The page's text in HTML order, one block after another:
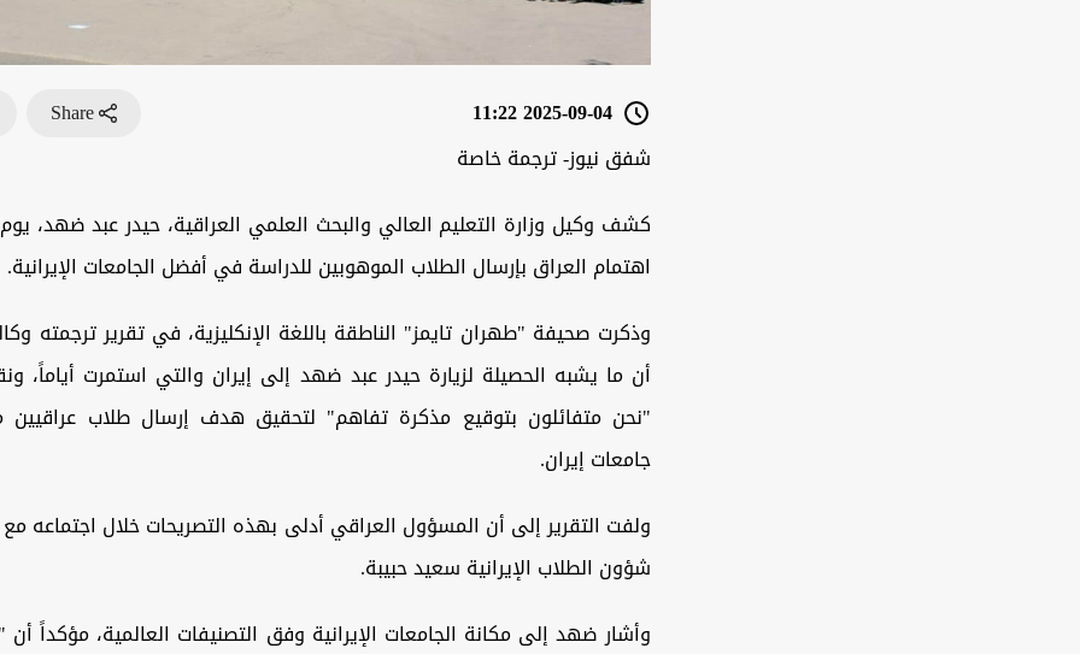
2025-09-04 11:22
Share
شفق نيوز- ترجمة خاصة
كشف وكيل وزارة التعليم العالي والبحث العلمي العراقية، حيدر عبد ضهد،
اهتمام العراق بإرسال الطلاب الموهوبين للدراسة في أفضل الجامعات الإيرانية.
وذكرت صحيفة "طهران تايمز" الناطقة باللغة الإنكليزية، في تقرير ترجمته
أن ما يشبه الحصيلة لزيارة حيدر عبد ضهد إلى إيران والتي استمرت أياماً،
"نحن متفائلون بتوقيع مذكرة تفاهم" لتحقيق هدف إرسال طلاب عراقيين
جامعات إيران.
ولفت التقرير إلى أن المسؤول العراقي أدلى بهذه التصريحات خلال اجتماعه
شؤون الطلاب الإيرانية سعيد حبيبة.
وأشار ضهد إلى مكانة الجامعات الإيرانية وفق التصنيفات العالمية، مؤكداً أن